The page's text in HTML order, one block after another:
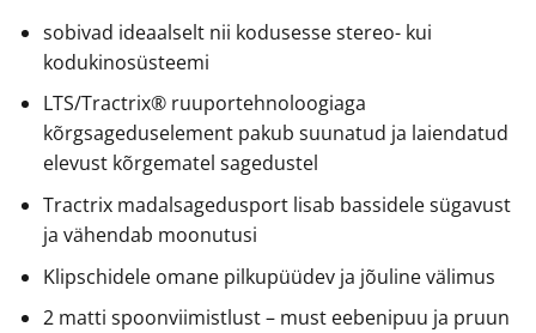
sobivad ideaalselt nii kodusesse stereo- kui
kodukinosüsteemi
LTS/Tractrix® ruuportehnoloogiaga
kõrgsageduselement pakub suunatud ja laiendatud
elevust kõrgematel sagedustel
Tractrix madalsagedusport lisab bassidele sügavust
ja vähendab moonutusi
Klipschidele omane pilkupüüdev ja jõuline välimus
2 matti spoonviimistlust – must eebenipuu ja pruun